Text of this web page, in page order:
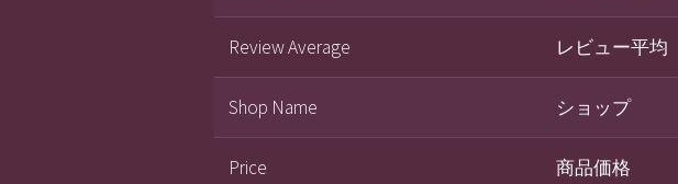
Review Average レビュー平均
Shop Name ショップ
Price 商品価格